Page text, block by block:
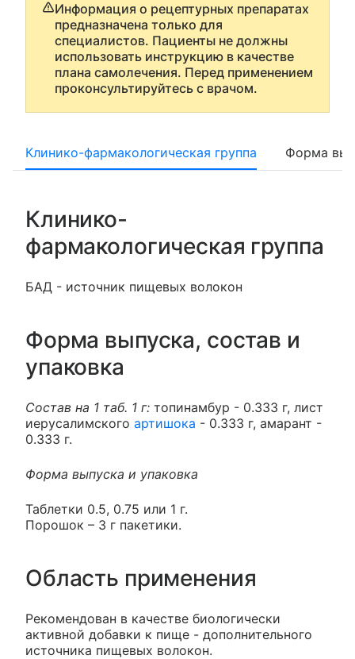
Информация о рецептурных препаратах
предназначена только для
специалистов. Пациенты не должны
использовать инструкцию в качестве
плана самолечения. Перед применением
проконсультируйтесь с врачом.
Клинико-фармакологическая группа Форма
Клинико-
фармакологическая группа
БАД - источник пищевых волокон
Форма выпуска, состав и
упаковка
Состав на 1 таб. 1 г: топинамбур - 0.333 г, лист
иерусалимского артишока - 0.333 г, амарант -
0.333 г.
Форма выпуска и упаковка
Таблетки 0.5, 0.75 или 1 г.
Порошок – 3 г пакетики.
Область применения
Рекомендован в качестве биологически
активной добавки к пище - дополнительного
источника пищевых волокон.